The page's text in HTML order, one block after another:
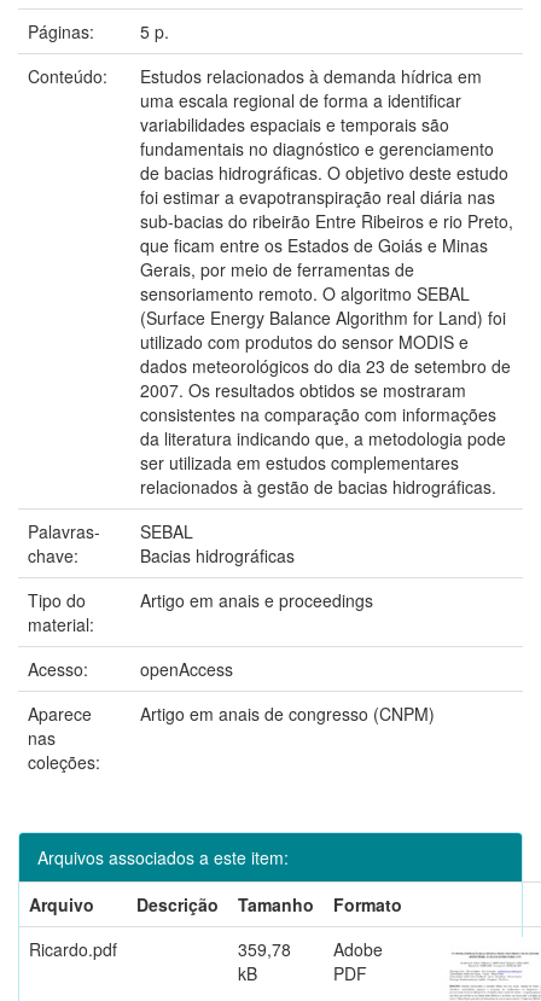
Páginas:
5 p.
Conteúdo:
Estudos relacionados à demanda hídrica em
uma escala regional de forma a identificar
variabilidades espaciais e temporais são
fundamentais no diagnóstico e gerenciamento
de bacias hidrográficas. O objetivo deste estudo
foi estimar a evapotranspiração real diária nas
sub-bacias do ribeirão Entre Ribeiros e rio Preto,
que ficam entre os Estados de Goiás e Minas
Gerais, por meio de ferramentas de
sensoriamento remoto. O algoritmo SEBAL
(Surface Energy Balance Algorithm for Land) foi
utilizado com produtos do sensor MODIS e
dados meteorológicos do dia 23 de setembro de
2007. Os resultados obtidos se mostraram
consistentes na comparação com informações
da literatura indicando que, a metodologia pode
ser utilizada em estudos complementares
relacionados à gestão de bacias hidrográficas.
Palavras-
chave:
SEBAL
Bacias hidrográficas
Tipo do
material:
Artigo em anais e proceedings
Acesso:
openAccess
Aparece
nas
coleções:
Artigo em anais de congresso (CNPM)
Arquivos associados a este item:
Arquivo
Descrição Tamanho
Formato
Ricardo.pdf
359,78
kB
Adobe
PDF